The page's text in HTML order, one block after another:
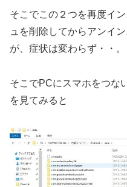
そこでこの２つを再度イ
ュを削除してからアンイ
が、症状は変わらず・・。
そこでPCにスマホをつな
を見てみると